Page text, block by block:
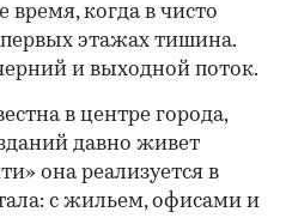
время, когда в чисто
этажах тишина.
и выходной поток.
в центре города,
давно живет
она реализуется в
с жильем, офисами и